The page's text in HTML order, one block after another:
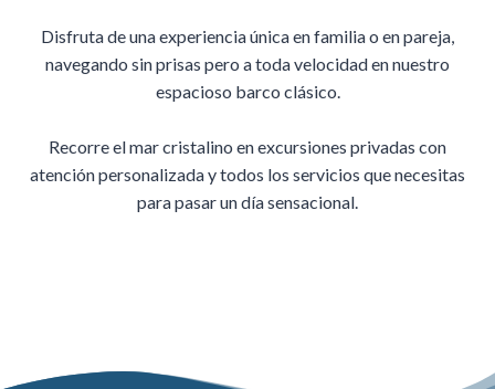
Disfruta de una experiencia única en familia o en pareja,
navegando sin prisas pero a toda velocidad en nuestro
espacioso barco clásico.
Recorre el mar cristalino en excursiones privadas con
atención personalizada y todos los servicios que necesitas
para pasar un día sensacional.